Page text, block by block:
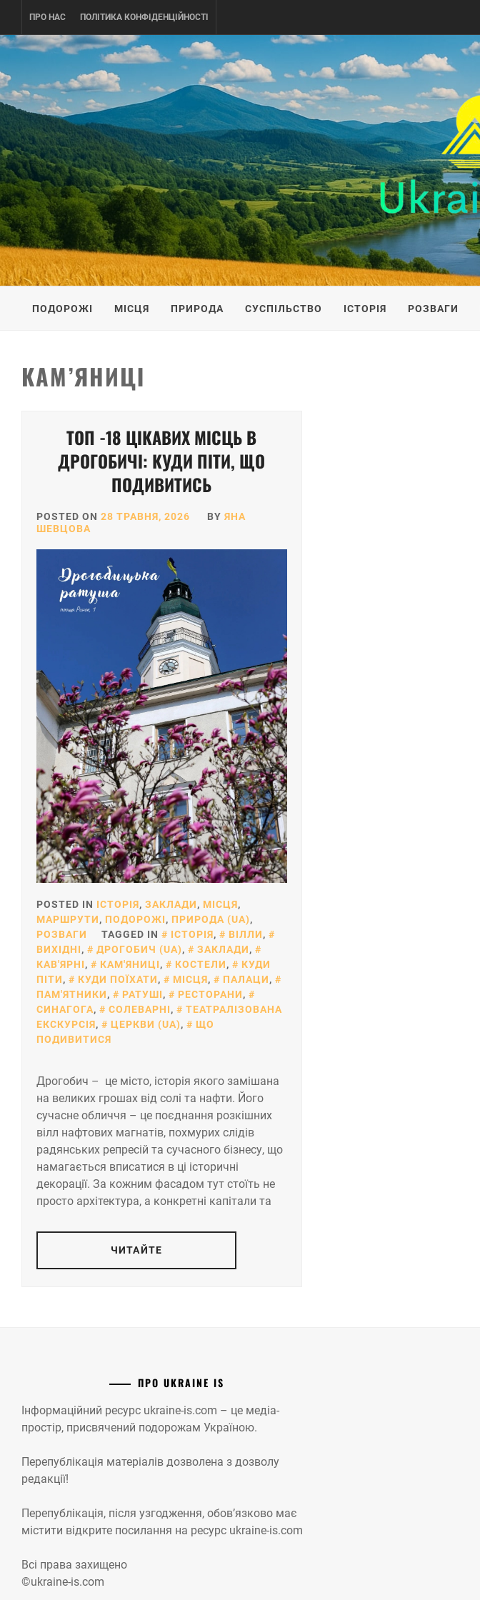
content
ПРО НАС ПОЛІТИКА КОНФІДЕНЦІЙНОСТІ
UKRAINE-IS
ПОДОРОЖI ПО УКРАЇНІ
ПОДОРОЖІ МІСЦЯ ПРИРОДА СУСПІЛЬСТВО ІСТОРІЯ РОЗВАГИ
КАМ’ЯНИЦІ
ТОП -18 ЦІКАВИХ МІСЦЬ В
ДРОГОБИЧІ: КУДИ ПІТИ, ЩО
ПОДИВИТИСЬ
POSTED ON 28 ТРАВНЯ, 2026 BY ЯНА
ШЕВЦОВА
POSTED IN ІСТОРІЯ, ЗАКЛАДИ, МІСЦЯ,
МАРШРУТИ, ПОДОРОЖІ, ПРИРОДА (UA),
РОЗВАГИ
TAGGED IN ІСТОРІЯ, ВІЛЛИ,
ВИХІДНІ, ДРОГОБИЧ (UA), ЗАКЛАДИ,
КАВ'ЯРНІ, КАМ'ЯНИЦІ, КОСТЕЛИ,
КУДИ
ПІТИ, КУДИ ПОЇХАТИ, МІСЦЯ, ПАЛАЦИ,
ПАМ'ЯТНИКИ, РАТУШІ, РЕСТОРАНИ,
СИНАГОГА, СОЛЕВАРНІ,
ТЕАТРАЛІЗОВАНА
ЕКСКУРСІЯ, ЦЕРКВИ (UA),
ЩО
ПОДИВИТИСЯ
Дрогобич – це місто, історія якого замішана
на великих грошах від солі та нафти. Його
сучасне обличчя – це поєднання розкішних
вілл нафтових магнатів, похмурих слідів
радянських репресій та сучасного бізнесу, що
намагається вписатися в ці історичні
декорації. За кожним фасадом тут стоїть не
просто архітектура, а конкретні капітали та
ЧИТАЙТЕ
ПРО UKRAINE IS
Інформаційний ресурс ukraine-is.com – це медіа-
простір, присвячений подорожам Україною.
Перепублікація матеріалів дозволена з дозволу
редакції!
Перепублікація, після узгодження, обов’язково має
містити відкрите посилання на ресурс ukraine-is.com
Всі права захищено
©ukraine-is.com